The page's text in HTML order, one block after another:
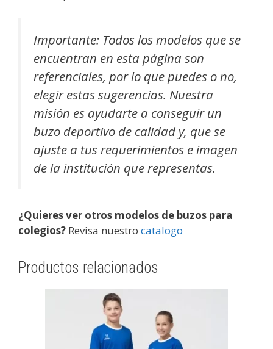
Importante: Todos los modelos que se
encuentran en esta página son
referenciales, por lo que puedes o no,
elegir estas sugerencias. Nuestra
misión es ayudarte a conseguir un
buzo deportivo de calidad y, que se
ajuste a tus requerimientos e imagen
de la institución que representas.
¿Quieres ver otros modelos de buzos para
colegios? Revisa nuestro catalogo
Productos relacionados